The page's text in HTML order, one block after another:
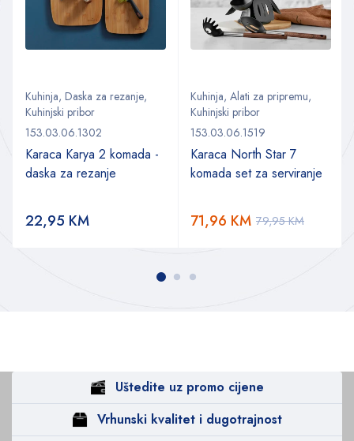
Kuhinja, Daska za rezanje,
Kuhinjski pribor
153.03.06.1302
Karaca Karya 2 komada -
daska za rezanje
22,95 KM
Kuhinja, Alati za pripremu,
Kuhinjski pribor
153.03.06.1519
Karaca North Star 7
komada set za serviranje
79,95KM
71,96 KM
Uštedite uz promo cijene
Vrhunski kvalitet i dugotrajnost